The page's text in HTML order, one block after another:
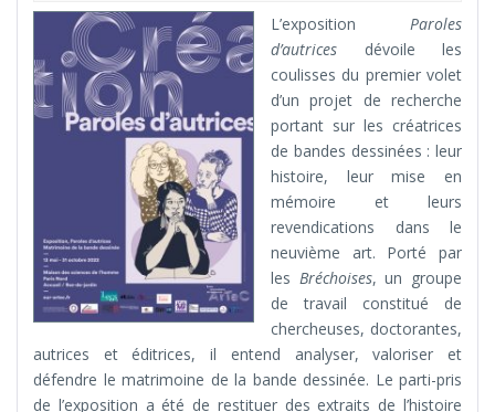
L’exposition Paroles
d’autrices dévoile les
coulisses du premier volet
d’un projet de recherche
portant sur les créatrices
de bandes dessinées : leur
histoire, leur mise en
mémoire et leurs
revendications dans le
neuvième art. Porté par
les Bréchoises, un groupe
de travail constitué de
chercheuses, doctorantes,
autrices et éditrices, il entend analyser, valoriser et
défendre le matrimoine de la bande dessinée. Le parti-pris
de l’exposition a été de restituer des extraits de l’histoire